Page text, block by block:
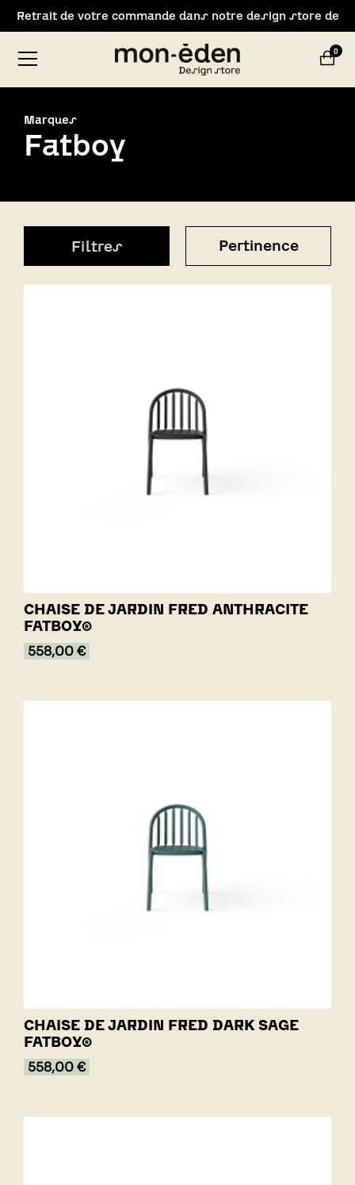
Marques
Fatboy
Filtres Pertinence
CHAISE DE JARDIN FRED ANTHRACITE
FATBOY®
558,00 €
CHAISE DE JARDIN FRED DARK SAGE
FATBOY®
558,00 €
Bienvenue chez Mon Eden !
Nouveau : Livraison 1h autour du magasin !
Retrait de votre commande dans notre design store de
0